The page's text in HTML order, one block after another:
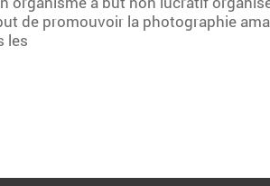
de promouvoir la photographie
les